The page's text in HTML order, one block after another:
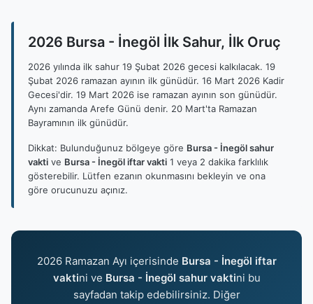
2026 Bursa - İnegöl İlk Sahur, İlk Oruç
2026 yılında ilk sahur 19 Şubat 2026 gecesi kalkılacak. 19
Şubat 2026 ramazan ayının ilk günüdür. 16 Mart 2026 Kadir
Gecesi'dir. 19 Mart 2026 ise ramazan ayının son günüdür.
Aynı zamanda Arefe Günü denir. 20 Mart'ta Ramazan
Bayramının ilk günüdür.
Dikkat: Bulunduğunuz bölgeye göre Bursa - İnegöl sahur
vakti ve Bursa - İnegöl iftar vakti 1 veya 2 dakika farklılık
gösterebilir. Lütfen ezanın okunmasını bekleyin ve ona
göre orucunuzu açınız.
2026 Ramazan Ayı içerisinde Bursa - İnegöl iftar
vaktini ve Bursa - İnegöl sahur vaktini bu
sayfadan takip edebilirsiniz. Diğer